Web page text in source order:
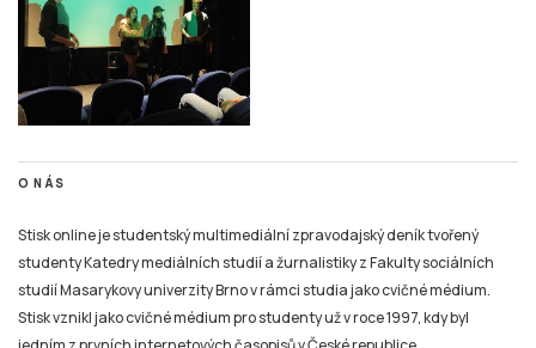
O NÁS
Stisk online je studentský multimediální zpravodajský deník tvořený
studenty Katedry mediálních studií a žurnalistiky z Fakulty sociálních
studií Masarykovy univerzity Brno v rámci studia jako cvičné médium.
Stisk vznikl jako cvičné médium pro studenty už v roce 1997, kdy byl